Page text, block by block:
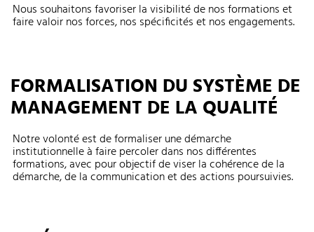
Nous souhaitons favoriser la visibilité de nos formations et
faire valoir nos forces, nos spécificités et nos engagements.
FORMALISATION DU SYSTÈME DE
MANAGEMENT DE LA QUALITÉ
Notre volonté est de formaliser une démarche
institutionnelle à faire percoler dans nos différentes
formations, avec pour objectif de viser la cohérence de la
démarche, de la communication et des actions poursuivies.